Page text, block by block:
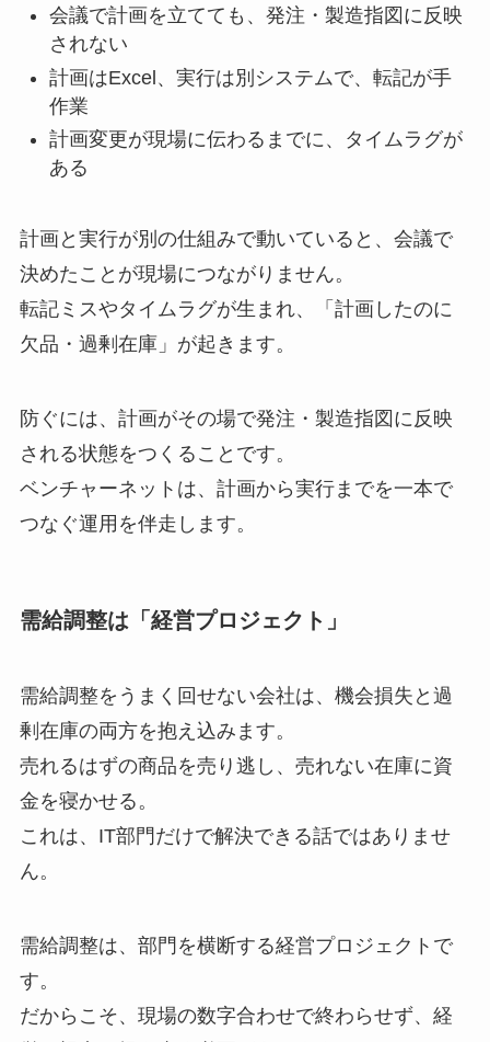
会議で計画を立てても、発注・製造指図に反映
されない
計画はExcel、実行は別システムで、転記が手
作業
計画変更が現場に伝わるまでに、タイムラグが
ある
計画と実行が別の仕組みで動いていると、会議で
決めたことが現場につながりません。
転記ミスやタイムラグが生まれ、「計画したのに
欠品・過剰在庫」が起きます。
防ぐには、計画がその場で発注・製造指図に反映
される状態をつくることです。
ベンチャーネットは、計画から実行までを一本で
つなぐ運用を伴走します。
需給調整は「経営プロジェクト」
需給調整をうまく回せない会社は、機会損失と過
剰在庫の両方を抱え込みます。
売れるはずの商品を売り逃し、売れない在庫に資
金を寝かせる。
これは、IT部門だけで解決できる話ではありませ
ん。
需給調整は、部門を横断する経営プロジェクトで
す。
だからこそ、現場の数字合わせで終わらせず、経